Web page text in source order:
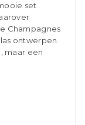
set
Champagnes
ontwerpen.
maar een